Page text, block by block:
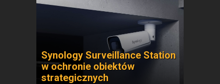
Synology Surveillance Station
w ochronie obiektów
strategicznych